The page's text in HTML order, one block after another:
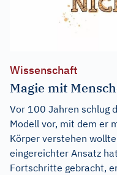
Wissenschaft
Magie mit
Vor 100 Jahren schlug
Modell vor, mit dem er
Körper verstehen
eingereichter Ansatz
Fortschritte gebracht,